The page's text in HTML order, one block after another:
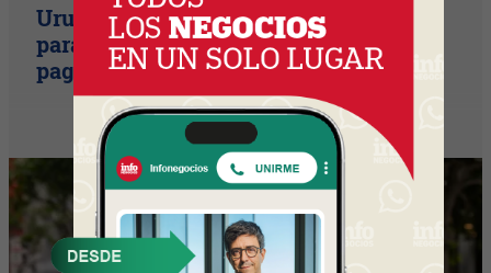
Uruguay empieza a discutir las reglas
para una movilidad autónoma (¿Quién
paga si el auto sin conductor choca?)